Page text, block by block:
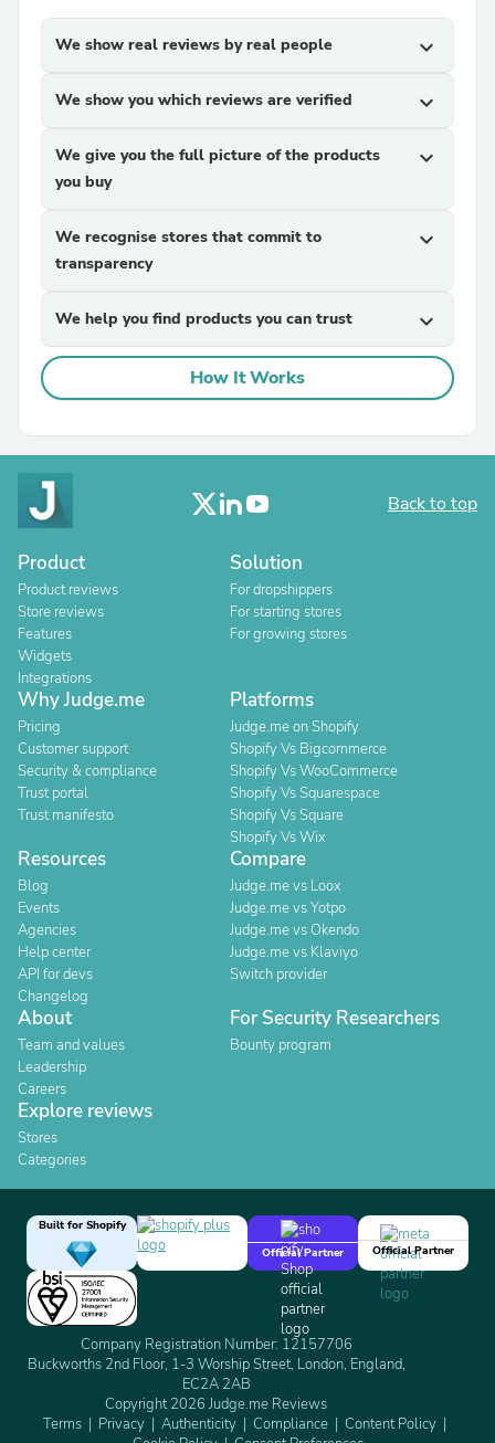
We show real reviews by real people expand_more
We show you which reviews are verified expand_more
We give you the full picture of the products
you buy
expand_more
We recognise stores that commit to
transparency
expand_more
We help you find products you can trust expand_more
How It Works
Back to top
Product
Product reviews
Store reviews
Features
Widgets
Integrations
Solution
For dropshippers
For starting stores
For growing stores
Why Judge.me
Pricing
Customer support
Security & compliance
Trust portal
Trust manifesto
Platforms
Judge.me on Shopify
Shopify Vs Bigcommerce
Shopify Vs WooCommerce
Shopify Vs Squarespace
Shopify Vs Square
Shopify Vs Wix
Resources
Blog
Events
Agencies
Help center
API for devs
Changelog
Compare
Judge.me vs Loox
Judge.me vs Yotpo
Judge.me vs Okendo
Judge.me vs Klaviyo
Switch provider
About
Team and values
Leadership
Careers
For Security Researchers
Bounty program
Explore reviews
Stores
Categories
Built for Shopify
Official Partner
Official Partner
Company Registration Number: 12157706
Buckworths 2nd Floor, 1-3 Worship Street, London, England,
EC2A 2AB
Copyright 2026 Judge.me Reviews
Terms
Privacy Authenticity Compliance
Content Policy